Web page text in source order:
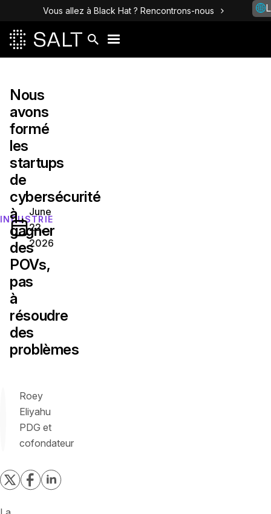
Vous allez à Black Hat ? Rencontrons-nous
INDUSTRIE
Nous
avons
formé
les
startups
de
cybersécurité
à
gagner
des
POVs,
pas
à
résoudre
des
problèmes
June
22,
2026
Roey
Eliyahu
PDG et
cofondateur